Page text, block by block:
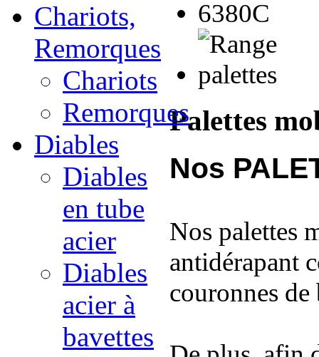
Palettes
Nos
Nos palettes
antidérapant
couronnes
Chariots,
Remorques
Chariots
Remorques
Diables
Diables
en tube
acier
Diables
acier à
bavettes